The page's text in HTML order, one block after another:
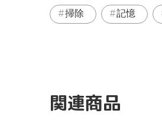
掃除 記憶
関連商品